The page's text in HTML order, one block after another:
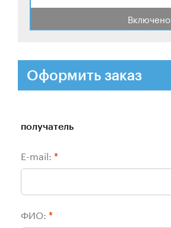
Включено
Оформить заказ
получатель
E-mail: *
ФИО: *